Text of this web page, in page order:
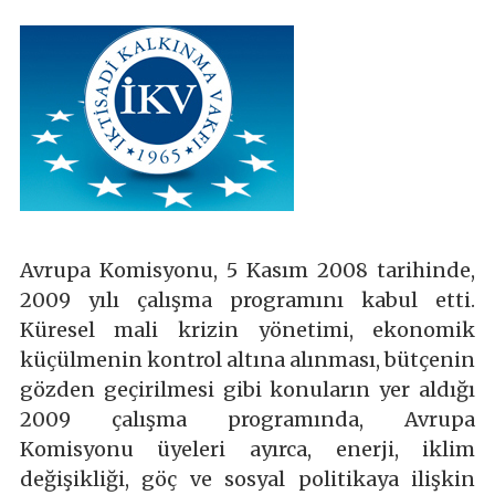
Avrupa Komisyonu, 5 Kasım 2008 tarihinde,
2009 yılı çalışma programını kabul etti.
Küresel mali krizin yönetimi, ekonomik
küçülmenin kontrol altına alınması, bütçenin
gözden geçirilmesi gibi konuların yer aldığı
2009 çalışma programında, Avrupa
Komisyonu üyeleri ayırca, enerji, iklim
değişikliği, göç ve sosyal politikaya ilişkin